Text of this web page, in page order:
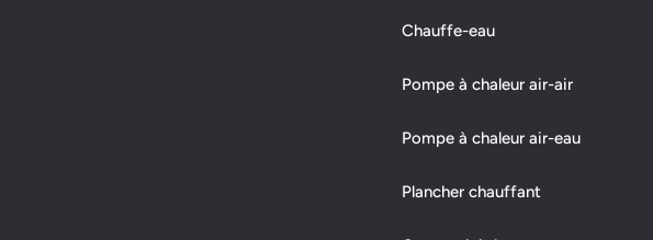
Chauffe-eau
Pompe à chaleur air-air
Pompe à chaleur air-eau
Plancher chauffant